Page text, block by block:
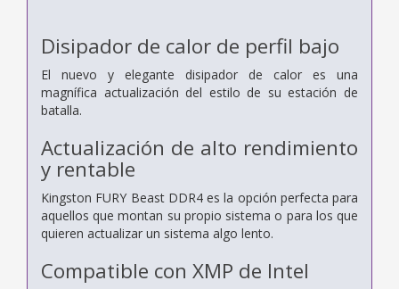
Disipador de calor de perfil bajo
El nuevo y elegante disipador de calor es una
magnífica actualización del estilo de su estación de
batalla.
Actualización de alto rendimiento
y rentable
Kingston FURY Beast DDR4 es la opción perfecta para
aquellos que montan su propio sistema o para los que
quieren actualizar un sistema algo lento.
Compatible con XMP de Intel